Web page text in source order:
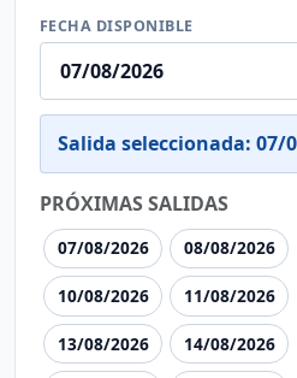
FECHA DISPONIBLE
Salida seleccionada: 07/
PRÓXIMAS SALIDAS
07/08/2026 08/08/2026
10/08/2026 11/08/2026
13/08/2026 14/08/2026